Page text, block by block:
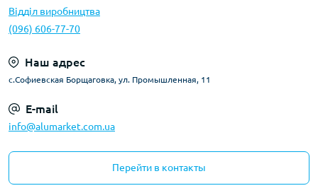
Відділ виробництва
(096) 606-77-70
Наш адрес
с.Софиевская Борщаговка, ул. Промышленная, 11
E-mail
info@alumarket.com.ua
Перейти в контакты